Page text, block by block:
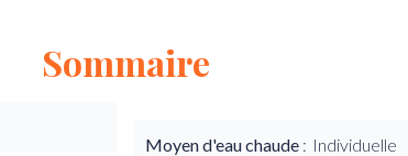
Sommaire
Moyen d'eau chaude Individuelle